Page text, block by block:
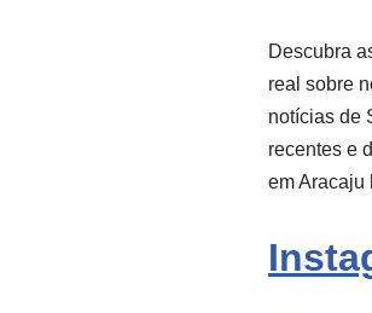
Descubra
real sobre
notícias de
recentes e
em Aracaju